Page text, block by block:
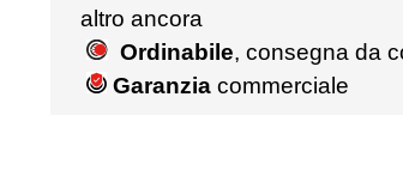
altro ancora
Ordinabile, consegna da
Garanziacommerciale